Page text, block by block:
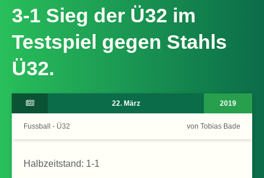
3-1 Sieg der Ü32 im
Testspiel gegen Stahls
Ü32.
22. März 2019
von Tobias Bade
Fussball - Ü32
Halbzeitstand: 1-1